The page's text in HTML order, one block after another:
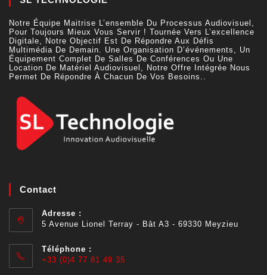
Notre Équipe Maitrise L’ensemble Du Processus Audiovisuel,
Pour Toujours Mieux Vous Servir ! Tournée Vers L’excellence
Digitale, Notre Objectif Est De Répondre Aux Défis
Multimédia De Demain. Une Organisation D’événements, Un
Équipement Complet De Salles De Conférences Ou Une
Location De Matériel Audiovisuel, Notre Offre Intégrée Nous
Permet De Répondre À Chacun De Vos Besoins..
Contact
Adresse :
5 Avenue Lionel Terray - Bât A3 - 69330 Meyzieu
Téléphone :
+33 (0)4 77 81 49 35